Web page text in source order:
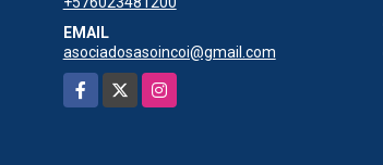
EMAIL
asociadosasoincoi@gmail.com
Facebook
Instagram